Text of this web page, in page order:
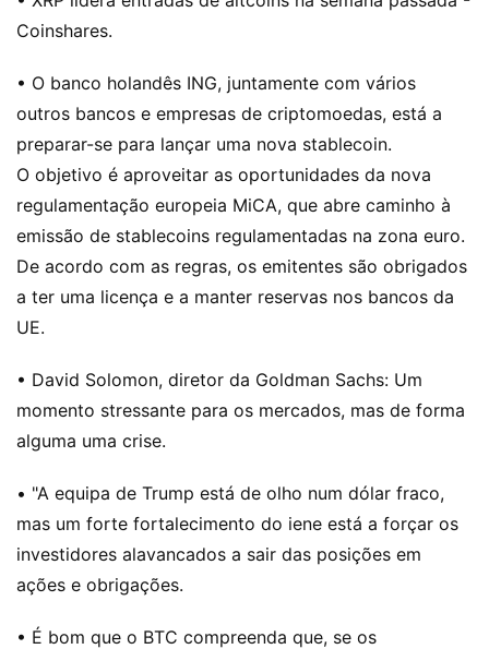
Coinshares.
• O banco holandês ING, juntamente com vários
outros bancos e empresas de criptomoedas, está a
preparar-se para lançar uma nova stablecoin.
O objetivo é aproveitar as oportunidades da nova
regulamentação europeia MiCA, que abre caminho à
emissão de stablecoins regulamentadas na zona euro.
De acordo com as regras, os emitentes são obrigados
a ter uma licença e a manter reservas nos bancos da
UE.
• David Solomon, diretor da Goldman Sachs: Um
momento stressante para os mercados, mas de forma
alguma uma crise.
• "A equipa de Trump está de olho num dólar fraco,
mas um forte fortalecimento do iene está a forçar os
investidores alavancados a sair das posições em
ações e obrigações.
• É bom que o BTC compreenda que, se os